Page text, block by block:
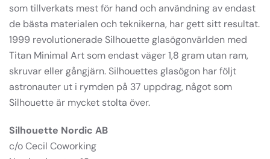
som tillverkats mest för hand och användning av endast
de bästa materialen och teknikerna, har gett sitt resultat.
1999 revolutionerade Silhouette glasögonvärlden med
Titan Minimal Art som endast väger 1,8 gram utan ram,
skruvar eller gångjärn. Silhouettes glasögon har följt
astronauter ut i rymden på 37 uppdrag, något som
Silhouette är mycket stolta över.
Silhouette Nordic AB
c/o Cecil Coworking